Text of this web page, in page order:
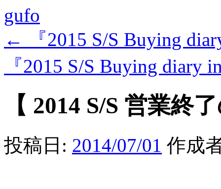
gufo
←
『2015 S/S Buying
『2015 S/S Buying
【 2014 S/S 営業終
投稿日: 2014/07/01 作成